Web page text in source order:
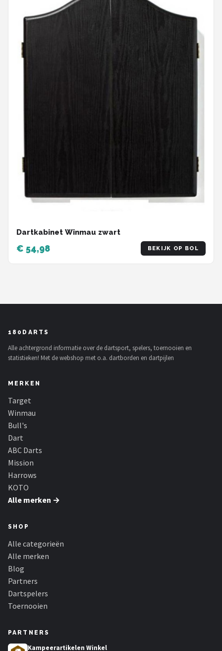
Dartkabinet Winmau zwart
€ 54,98 BEKIJK OP BOL
180DARTS
Alle achtergrond informatie over de dartsport, spelers, toernooien en
statistieken! Met de webshop met o.a. dartborden en dartpijlen
MERKEN
Target
Winmau
Bull's
Dart
ABC Darts
Mission
Harrows
KOTO
Alle merken →
SHOP
Alle categorieën
Alle merken
Blog
Partners
Dartspelers
Toernooien
PARTNERS
Kampeerartikelen Winkel